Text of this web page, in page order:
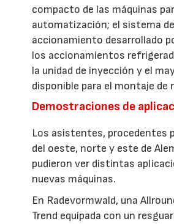
compacto de las máquinas
automatización; el sistema de
accionamiento desarrollado
los accionamientos
la unidad de inyección y el
disponible para el montaje de
Demostraciones de
Los asistentes, procedentes
del oeste, norte y este de
pudieron ver distintas
nuevas máquinas.
En Radevormwald, una
Trend equipada con un